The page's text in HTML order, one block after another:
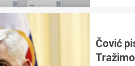
Čović